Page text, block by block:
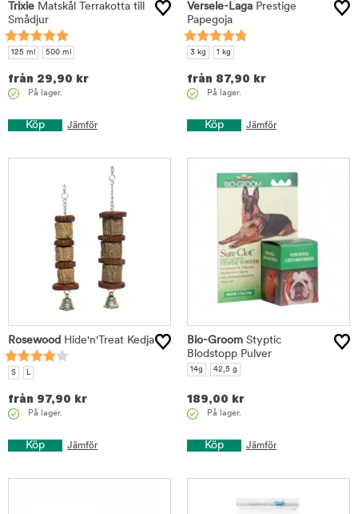
Trixie Matskål Terrakotta till
Smådjur
125 ml 500 ml
från 29,90 kr
På lager.
Köp Jämför
Versele-Laga Prestige
Papegoja
3 kg 1 kg
från 87,90 kr
På lager.
Köp Jämför
Rosewood Hide'n'Treat Kedja
S L
från 97,90 kr
På lager.
Köp Jämför
Bio-Groom Styptic
Blodstopp Pulver
14g 42,5 g
189,00 kr
På lager.
Köp Jämför